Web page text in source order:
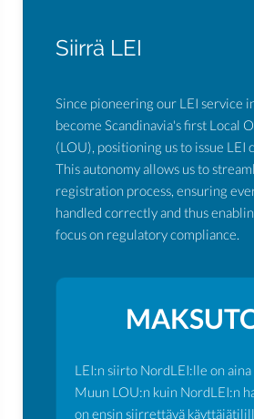
Siirrä LEI
Since pioneering our LEI service
become Scandinavia's first Local
(LOU), positioning us to issue LEI
This autonomy allows us to
registration process, ensuring
handled correctly and thus
focus on regulatory compliance.
LEI:n siirto NordLEI:lle on aina
Muun LOU:n kuin NordLEI:n
on ensin siirrettävä